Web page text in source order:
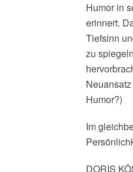
Humor in
erinnert.
Tiefsinn
zu
Humor?)
Im
DORIS